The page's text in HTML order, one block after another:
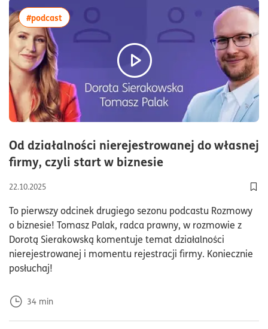
Od działalności nierejestrowanej do własnej
firmy, czyli start w biznesieczas
22.10.2025
To pierwszy odcinek drugiego sezonu podcastu Rozmowy
o biznesie! Tomasz Palak, radca prawny, w rozmowie z
Dorotą Sierakowską komentuje temat działalności
nierejestrowanej i momentu rejestracji firmy. Koniecznie
posłuchaj!
34 min
#podcastwięcej artykułów z tagiem:#podcast